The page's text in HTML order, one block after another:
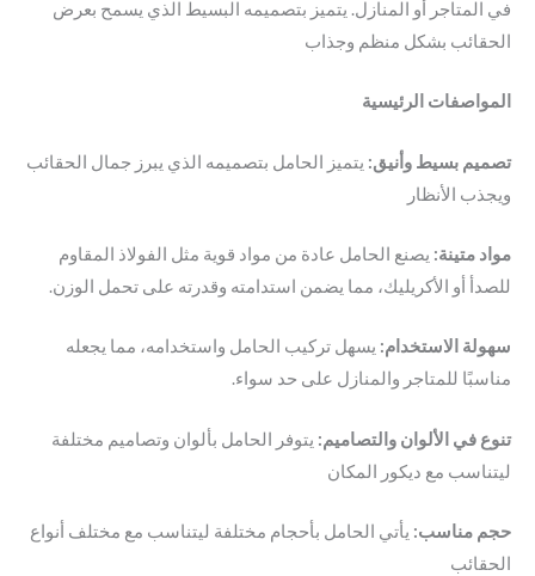
في المتاجر أو المنازل. يتميز بتصميمه البسيط الذي يسمح بعرض
الحقائب بشكل منظم وجذاب
المواصفات الرئيسية
تصميم بسيط وأنيق: يتميز الحامل بتصميمه الذي يبرز جمال الحقائب
ويجذب الأنظار
مواد متينة: يصنع الحامل عادة من مواد قوية مثل الفولاذ المقاوم
للصدأ أو الأكريليك، مما يضمن استدامته وقدرته على تحمل الوزن.
سهولة الاستخدام: يسهل تركيب الحامل واستخدامه، مما يجعله
مناسبًا للمتاجر والمنازل على حد سواء.
تنوع في الألوان والتصاميم: يتوفر الحامل بألوان وتصاميم مختلفة
ليتناسب مع ديكور المكان
حجم مناسب: يأتي الحامل بأحجام مختلفة ليتناسب مع مختلف أنواع
الحقائب